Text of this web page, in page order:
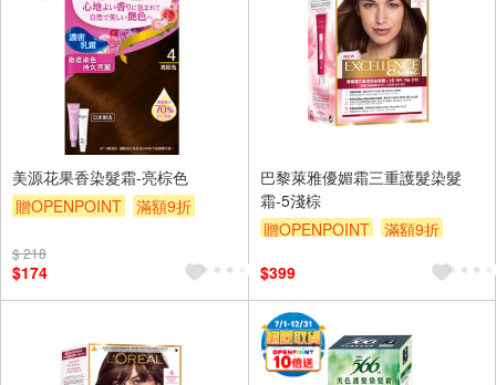
美源花果香染髮霜-亮棕色
贈OPENPOINT
滿額9折
$ 218
$174
巴黎萊雅優媚霜三重護髮染髮
霜-5淺棕
贈OPENPOINT
滿額9折
$399